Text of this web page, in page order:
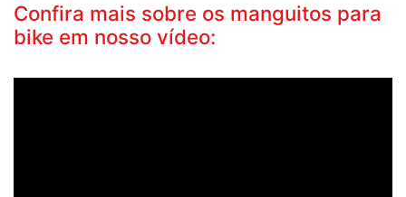
Confira mais sobre os manguitos para
bike em nosso vídeo: